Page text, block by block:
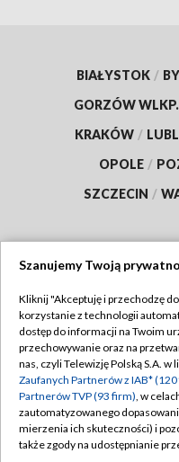
BIAŁYSTOK /
GORZÓW WLKP.
KRAKÓW /
OPOLE /
SZCZECIN /
Abonament TVP
Emisja w TVP
Centrum informacji
Naziemna Telewizja
Szanujemy Twoją
Kliknij "Akceptuję i przechodzę
korzystanie z technologii
dostęp do informacji na Twoim
przechowywanie oraz na
nas, czyli Telewizję Polską S.A. w
Zaufanych Partnerów z IAB*
Partnerów TVP (93 firm), w
zautomatyzowanego
mierzenia ich skuteczności) i
także zgody na udostępnianie